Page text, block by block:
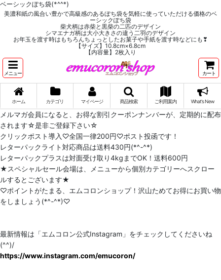
ベーシックぽち袋(*^^*)
美濃和紙の風合い豊かで高級感のあるぽち袋を気軽に使っていただける価格のベ
ーシックぽち袋
柴犬柄は赤柴と黒柴の二匹のデザイン
シマエナガ柄は大小大きさの違う二羽のデザイン
お年玉を渡す時はもちろんちょっとしたお菓子や手紙を渡す時などにも❣
【サイズ】10.8cm×6.8cm
【内容量】2枚入り
メニュー カート
ホーム カテゴリ マイページ 商品検索 ご利用案内 What's New
メルマガ会員になると、お得な割引クーポンナンバーが、定期的に配布
されます☆是非ご登録下さい☆
クリックポスト導入♡全国一律200円♡ポスト投函です！
レターパックライト対応商品は送料430円(*^-^*)
レターパックプラスは対面受け取り4kgまでOK！送料600円
★スペシャルセール会場は、メニューから個別カテゴリーへスクロー
ルするとございます★
♡ポイントがたまる、エムコロンショップ！沢山ためてお得にお買い物
をしましょう(*^-^*)♡
最新情報は「エムコロン公式Instagram」をチェックしてくださいね
(^^)/
https://www.instagram.com/emucoron/